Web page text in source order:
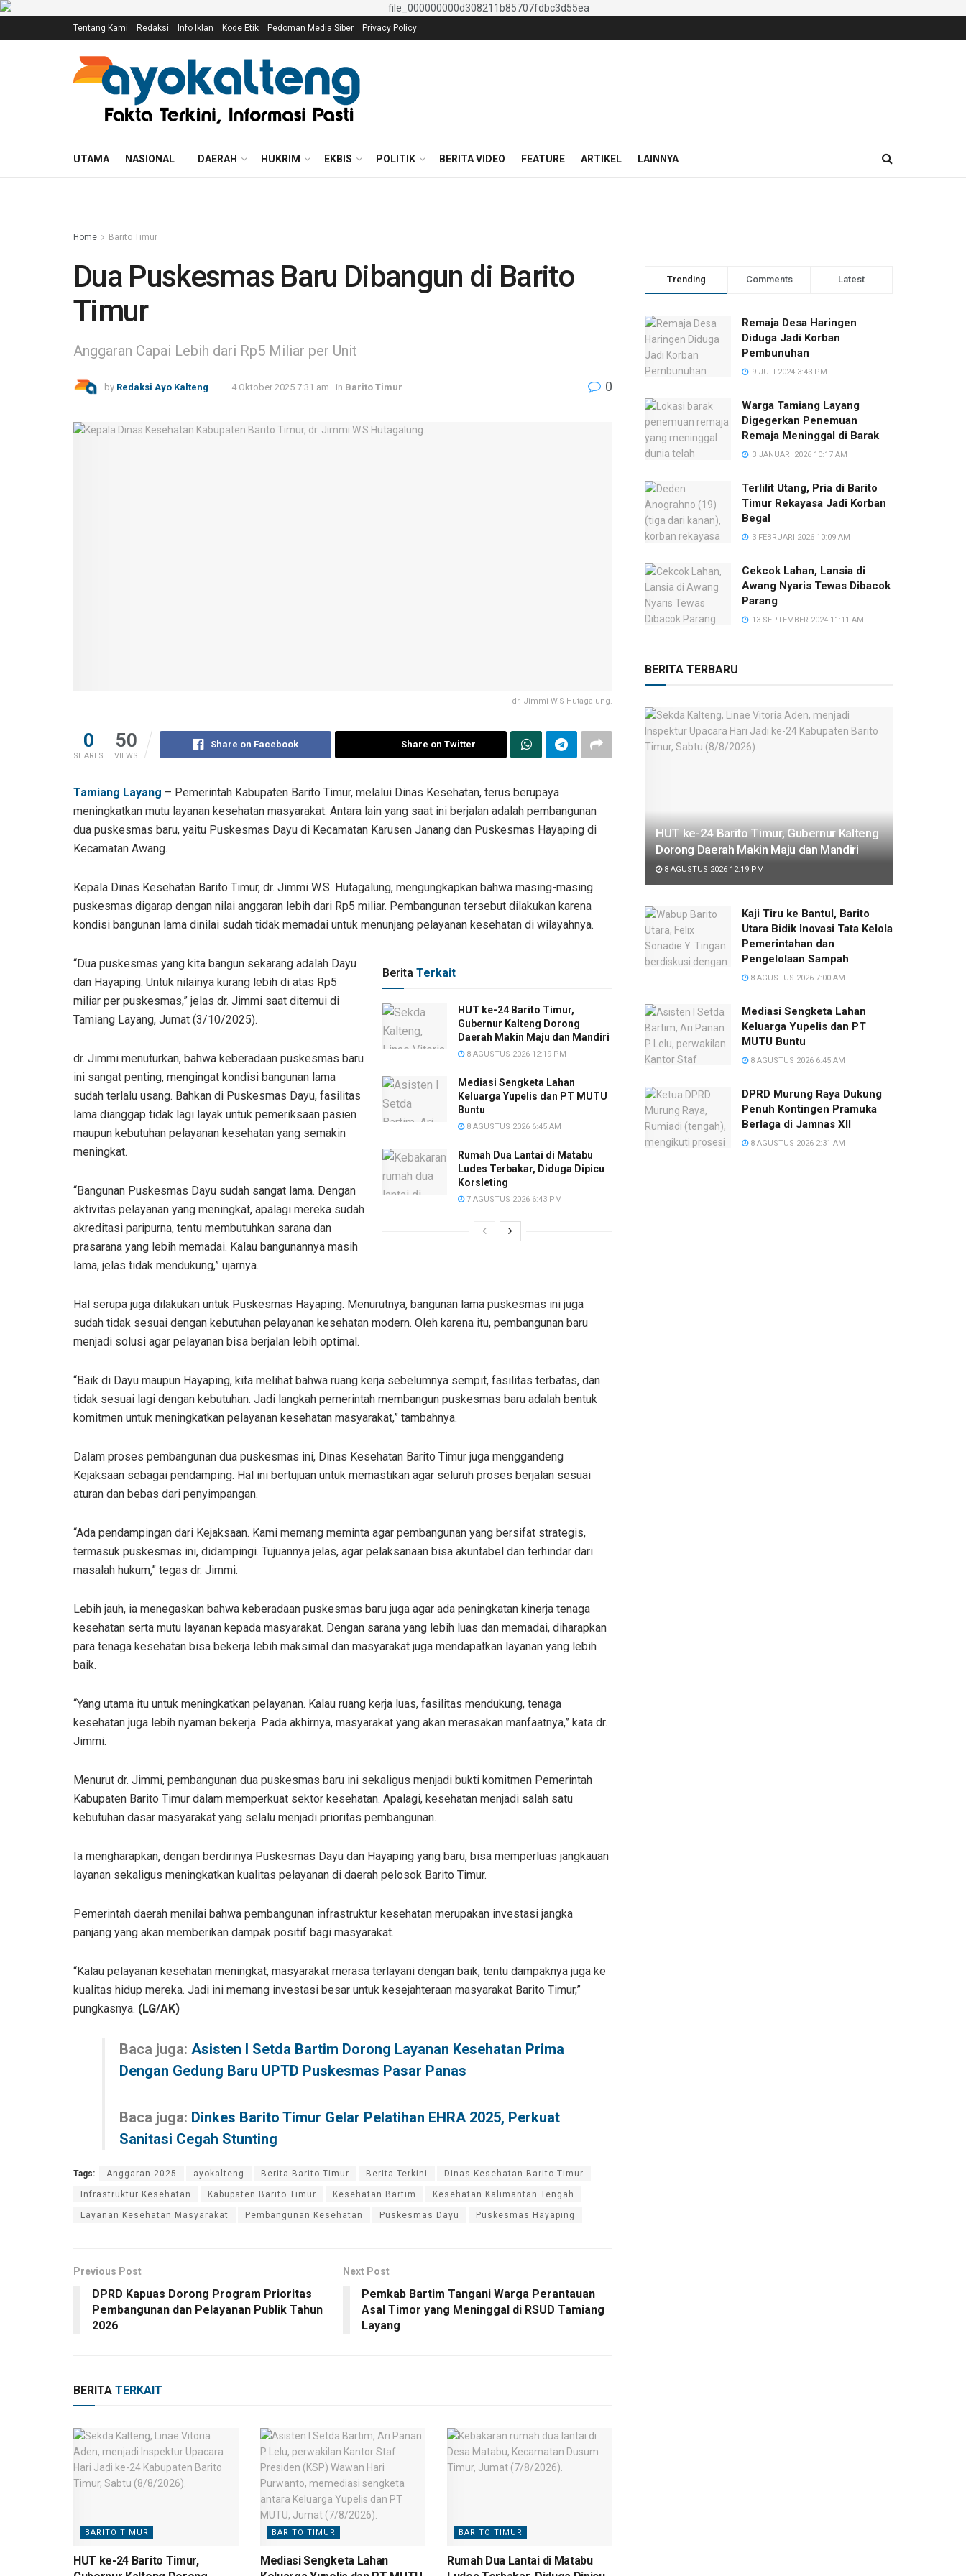
Tentang Kami Redaksi Info Iklan Kode Etik Pedoman Media Siber Privacy Policy
UTAMA NASIONAL DAERAH HUKRIM EKBIS POLITIK BERITA VIDEO FEATURE ARTIKEL LAINNYA
Home Barito Timur
Dua Puskesmas Baru Dibangun di Barito
Timur
Anggaran Capai Lebih dari Rp5 Miliar per Unit
by Redaksi Ayo Kalteng 4 Oktober 2025 7:31 am in Barito Timur 0
dr. Jimmi W.S Hutagalung.
0
SHARES
50
VIEWS
Share on Facebook Share on Twitter
Tamiang Layang – Pemerintah Kabupaten Barito Timur, melalui Dinas Kesehatan, terus berupaya
meningkatkan mutu layanan kesehatan masyarakat. Antara lain yang saat ini berjalan adalah pembangunan
dua puskesmas baru, yaitu Puskesmas Dayu di Kecamatan Karusen Janang dan Puskesmas Hayaping di
Kecamatan Awang.
Kepala Dinas Kesehatan Barito Timur, dr. Jimmi W.S. Hutagalung, mengungkapkan bahwa masing-masing
puskesmas digarap dengan nilai anggaran lebih dari Rp5 miliar. Pembangunan tersebut dilakukan karena
kondisi bangunan lama dinilai sudah tidak memadai untuk menunjang pelayanan kesehatan di wilayahnya.
Berita Terkait
HUT ke-24 Barito Timur,
Gubernur Kalteng Dorong
Daerah Makin Maju dan Mandiri
8 AGUSTUS 2026 12:19 PM
Mediasi Sengketa Lahan
Keluarga Yupelis dan PT MUTU
Buntu
8 AGUSTUS 2026 6:45 AM
Rumah Dua Lantai di Matabu
Ludes Terbakar, Diduga Dipicu
Korsleting
7 AGUSTUS 2026 6:43 PM
“Dua puskesmas yang kita bangun sekarang adalah Dayu
dan Hayaping. Untuk nilainya kurang lebih di atas Rp5
miliar per puskesmas,” jelas dr. Jimmi saat ditemui di
Tamiang Layang, Jumat (3/10/2025).
dr. Jimmi menuturkan, bahwa keberadaan puskesmas baru
ini sangat penting, mengingat kondisi bangunan lama
sudah terlalu usang. Bahkan di Puskesmas Dayu, fasilitas
lama dianggap tidak lagi layak untuk pemeriksaan pasien
maupun kebutuhan pelayanan kesehatan yang semakin
meningkat.
“Bangunan Puskesmas Dayu sudah sangat lama. Dengan
aktivitas pelayanan yang meningkat, apalagi mereka sudah
akreditasi paripurna, tentu membutuhkan sarana dan
prasarana yang lebih memadai. Kalau bangunannya masih
lama, jelas tidak mendukung,” ujarnya.
Hal serupa juga dilakukan untuk Puskesmas Hayaping. Menurutnya, bangunan lama puskesmas ini juga
sudah tidak sesuai dengan kebutuhan pelayanan kesehatan modern. Oleh karena itu, pembangunan baru
menjadi solusi agar pelayanan bisa berjalan lebih optimal.
“Baik di Dayu maupun Hayaping, kita melihat bahwa ruang kerja sebelumnya sempit, fasilitas terbatas, dan
tidak sesuai lagi dengan kebutuhan. Jadi langkah pemerintah membangun puskesmas baru adalah bentuk
komitmen untuk meningkatkan pelayanan kesehatan masyarakat,” tambahnya.
Dalam proses pembangunan dua puskesmas ini, Dinas Kesehatan Barito Timur juga menggandeng
Kejaksaan sebagai pendamping. Hal ini bertujuan untuk memastikan agar seluruh proses berjalan sesuai
aturan dan bebas dari penyimpangan.
“Ada pendampingan dari Kejaksaan. Kami memang meminta agar pembangunan yang bersifat strategis,
termasuk puskesmas ini, didampingi. Tujuannya jelas, agar pelaksanaan bisa akuntabel dan terhindar dari
masalah hukum,” tegas dr. Jimmi.
Lebih jauh, ia menegaskan bahwa keberadaan puskesmas baru juga agar ada peningkatan kinerja tenaga
kesehatan serta mutu layanan kepada masyarakat. Dengan sarana yang lebih luas dan memadai, diharapkan
para tenaga kesehatan bisa bekerja lebih maksimal dan masyarakat juga mendapatkan layanan yang lebih
baik.
“Yang utama itu untuk meningkatkan pelayanan. Kalau ruang kerja luas, fasilitas mendukung, tenaga
kesehatan juga lebih nyaman bekerja. Pada akhirnya, masyarakat yang akan merasakan manfaatnya,” kata dr.
Jimmi.
Menurut dr. Jimmi, pembangunan dua puskesmas baru ini sekaligus menjadi bukti komitmen Pemerintah
Kabupaten Barito Timur dalam memperkuat sektor kesehatan. Apalagi, kesehatan menjadi salah satu
kebutuhan dasar masyarakat yang selalu menjadi prioritas pembangunan.
Ia mengharapkan, dengan berdirinya Puskesmas Dayu dan Hayaping yang baru, bisa memperluas jangkauan
layanan sekaligus meningkatkan kualitas pelayanan di daerah pelosok Barito Timur.
Pemerintah daerah menilai bahwa pembangunan infrastruktur kesehatan merupakan investasi jangka
panjang yang akan memberikan dampak positif bagi masyarakat.
“Kalau pelayanan kesehatan meningkat, masyarakat merasa terlayani dengan baik, tentu dampaknya juga ke
kualitas hidup mereka. Jadi ini memang investasi besar untuk kesejahteraan masyarakat Barito Timur,”
pungkasnya. (LG/AK)
Baca juga: Asisten I Setda Bartim Dorong Layanan Kesehatan Prima
Dengan Gedung Baru UPTD Puskesmas Pasar Panas
Baca juga: Dinkes Barito Timur Gelar Pelatihan EHRA 2025, Perkuat
Sanitasi Cegah Stunting
Tags: Anggaran 2025 ayokalteng Berita Barito Timur Berita Terkini Dinas Kesehatan Barito Timur
Infrastruktur Kesehatan Kabupaten Barito Timur Kesehatan Bartim Kesehatan Kalimantan Tengah
Layanan Kesehatan Masyarakat Pembangunan Kesehatan Puskesmas Dayu Puskesmas Hayaping
Previous Post
DPRD Kapuas Dorong Program Prioritas
Pembangunan dan Pelayanan Publik Tahun
2026
Next Post
Pemkab Bartim Tangani Warga Perantauan
Asal Timor yang Meninggal di RSUD Tamiang
Layang
BERITA TERKAIT
BARITO TIMUR
HUT ke-24 Barito Timur,
BARITO TIMUR
Mediasi Sengketa Lahan
BARITO TIMUR
Rumah Dua Lantai di Matabu
Trending Comments Latest
Remaja Desa Haringen
Diduga Jadi Korban
Pembunuhan
9 JULI 2024 3:43 PM
Warga Tamiang Layang
Digegerkan Penemuan
Remaja Meninggal di Barak
3 JANUARI 2026 10:17 AM
Terlilit Utang, Pria di Barito
Timur Rekayasa Jadi Korban
Begal
3 FEBRUARI 2026 10:09 AM
Cekcok Lahan, Lansia di
Awang Nyaris Tewas Dibacok
Parang
13 SEPTEMBER 2024 11:11 AM
BERITA TERBARU
HUT ke-24 Barito Timur, Gubernur Kalteng
Dorong Daerah Makin Maju dan Mandiri
8 AGUSTUS 2026 12:19 PM
Kaji Tiru ke Bantul, Barito
Utara Bidik Inovasi Tata Kelola
Pemerintahan dan
Pengelolaan Sampah
8 AGUSTUS 2026 7:00 AM
Mediasi Sengketa Lahan
Keluarga Yupelis dan PT
MUTU Buntu
8 AGUSTUS 2026 6:45 AM
DPRD Murung Raya Dukung
Penuh Kontingen Pramuka
Berlaga di Jamnas XII
8 AGUSTUS 2026 2:31 AM